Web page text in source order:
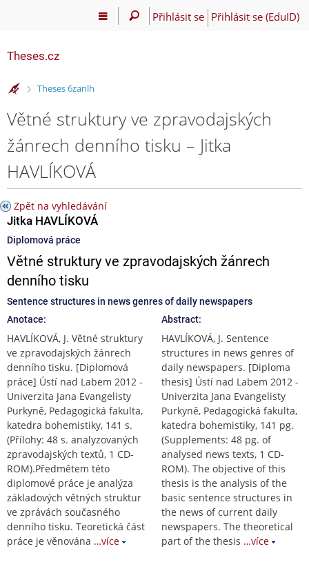
Přihlásit se Přihlásit se (EduID)
Theses.cz
>
Theses 6zanlh
Větné struktury ve zpravodajských
žánrech denního tisku – Jitka
HAVLÍKOVÁ
Zpět na vyhledávání
Jitka HAVLÍKOVÁ
Diplomová práce
Větné struktury ve zpravodajských žánrech
denního tisku
Sentence structures in news genres of daily newspapers
Anotace:
HAVLÍKOVÁ, J. Větné struktury
ve zpravodajských žánrech
denního tisku. [Diplomová
práce] Ústí nad Labem 2012 -
Univerzita Jana Evangelisty
Purkyně, Pedagogická fakulta,
katedra bohemistiky, 141 s.
(Přílohy: 48 s. analyzovaných
zpravodajských textů, 1 CD-
ROM).Předmětem této
diplomové práce je analýza
základových větných struktur
ve zprávách současného
denního tisku. Teoretická část
práce je věnována …více
Abstract:
HAVLÍKOVÁ, J. Sentence
structures in news genres of
daily newspapers. [Diploma
thesis] Ústí nad Labem 2012 -
Univerzita Jana Evangelisty
Purkyně, Pedagogická fakulta,
katedra bohemistiky, 141 pg.
(Supplements: 48 pg. of
analysed news texts, 1 CD-
ROM). The objective of this
thesis is the analysis of the
basic sentence structures in
the news of current daily
newspapers. The theoretical
part of the thesis …více